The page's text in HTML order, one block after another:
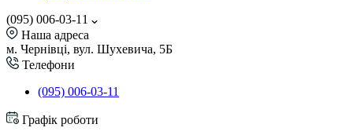
(095) 006-03-11
Наша адреса
м. Чернівці, вул. Шухевича, 5Б
Телефони
(095) 006-03-11
Графік роботи